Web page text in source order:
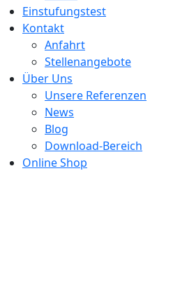
Einstufungstest
Kontakt
Anfahrt
Stellenangebote
Über Uns
Unsere Referenzen
News
Blog
Download-Bereich
Online Shop